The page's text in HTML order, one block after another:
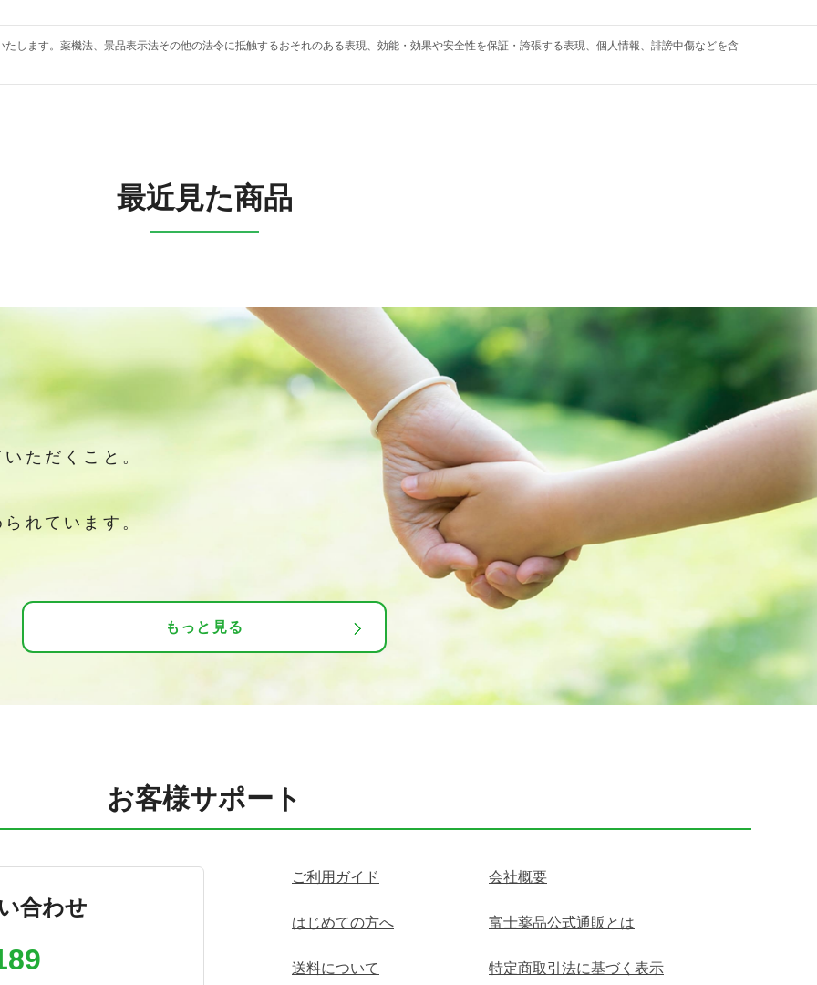
します。薬機法、景品表示法その他の法令に抵触するおそれのある表現、効能・効果や安全性を保証・誇張する表現、個人情報、誹謗中傷などを含
最近見た商品
ただくこと。
れています。
もっと見る
お客様サポート
合わせ
ご利用ガイド
はじめての方へ
送料について
会社概要
富士薬品公式通販とは
特定商取引法に基づく表示